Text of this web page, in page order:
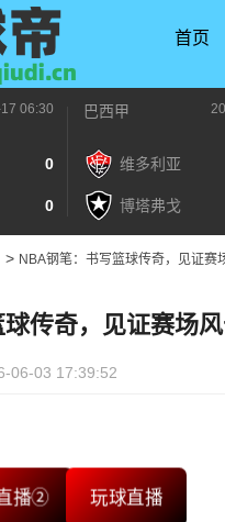
首页
06:30
0
0
巴西甲
维多利亚
博塔弗戈
> NBA钢笔：书写篮球传奇，见证赛
传奇，见证赛场
06-03 17:39:52
播② 玩球直播